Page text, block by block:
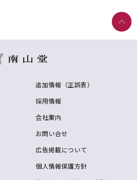
追加情報（正誤表）
採用情報
会社案内
お問い合せ
広告掲載について
個人情報保護方針